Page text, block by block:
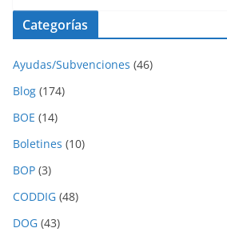
Categorías
Ayudas/Subvenciones (46)
Blog (174)
BOE (14)
Boletines (10)
BOP (3)
CODDIG (48)
DOG (43)